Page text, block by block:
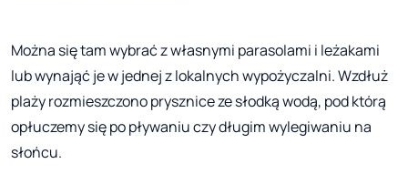
Można się tam wybrać z własnymi parasolami i leżakami
lub wynająć je w jednej z lokalnych wypożyczalni. Wzdłuż
plaży rozmieszczono prysznice ze słodką wodą, pod którą
opłuczemy się po pływaniu czy długim wylegiwaniu na
słońcu.